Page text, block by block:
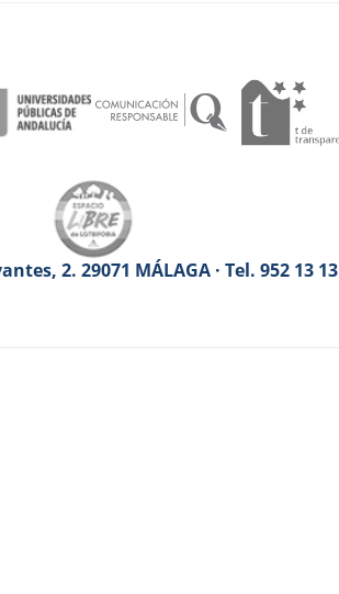
2. 29071 MÁLAGA · Tel. 952 13